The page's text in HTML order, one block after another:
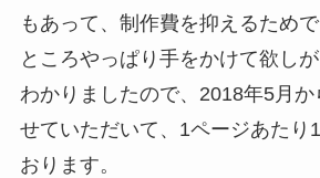
もあって、制作費を抑えるため
ところやっぱり手をかけて欲し
わかりましたので、2018年5月か
せていただいて、1ページあたり
おります。